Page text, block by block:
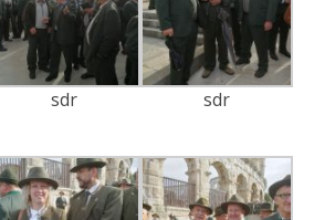
sdr sdr